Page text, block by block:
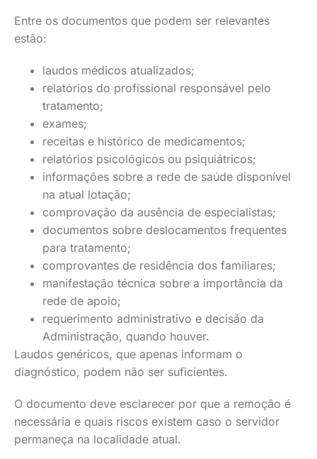
Entre os documentos que podem ser relevantes
estão:
laudos médicos atualizados;
relatórios do profissional responsável pelo
tratamento;
exames;
receitas e histórico de medicamentos;
relatórios psicológicos ou psiquiátricos;
informações sobre a rede de saúde disponível
na atual lotação;
comprovação da ausência de especialistas;
documentos sobre deslocamentos frequentes
para tratamento;
comprovantes de residência dos familiares;
manifestação técnica sobre a importância da
rede de apoio;
requerimento administrativo e decisão da
Administração, quando houver.
Laudos genéricos, que apenas informam o
diagnóstico, podem não ser suficientes.
O documento deve esclarecer por que a remoção é
necessária e quais riscos existem caso o servidor
permaneça na localidade atual.